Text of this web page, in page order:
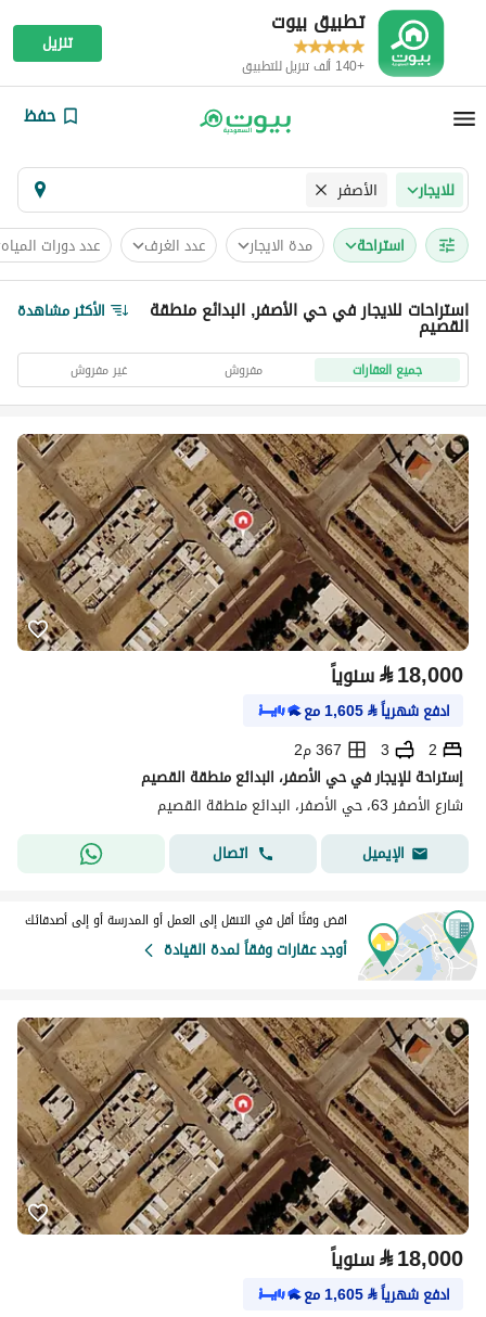
تطبيق بيوت
+140 ألف تنزيل للتطبيق
تنزيل
حفظ
للايجار الأصفر
استراحة مدة الايجار عدد الغرف عدد دورات المياه
استراحات للايجار في حي الأصفر, البدائع منطقة
القصيم الأكثر مشاهدة
جميع العقارات مفروش غير مفروش
⃁18,000 سنوياً
ادفع شهرياً⃁
1,605مع
2
3
367 م2
إستراحة للإيجار في حي الأصفر، البدائع منطقة القصيم
شارع الأصفر 63، حي الأصفر، البدائع منطقة القصيم
الإيميل
اتصال
اقض وقتًا أقل في التنقل إلى العمل أو المدرسة أو إلى أصدقائك
أوجد عقارات وفقاً لمدة القيادة
⃁18,000 سنوياً
ادفع شهرياً⃁
1,605مع